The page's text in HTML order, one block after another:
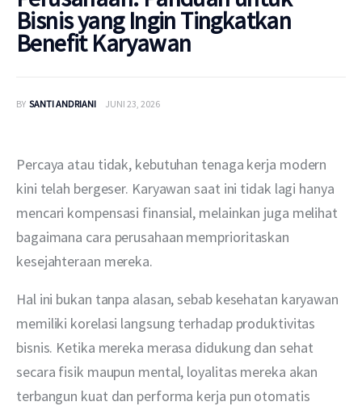
Bisnis yang Ingin Tingkatkan
Benefit Karyawan
BY SANTI ANDRIANI JUNI 23, 2026
Percaya atau tidak, kebutuhan tenaga kerja modern
kini telah bergeser. Karyawan saat ini tidak lagi hanya
mencari kompensasi finansial, melainkan juga melihat
bagaimana cara perusahaan memprioritaskan
kesejahteraan mereka.
Hal ini bukan tanpa alasan, sebab kesehatan karyawan
memiliki korelasi langsung terhadap produktivitas
bisnis. Ketika mereka merasa didukung dan sehat
secara fisik maupun mental, loyalitas mereka akan
terbangun kuat dan performa kerja pun otomatis